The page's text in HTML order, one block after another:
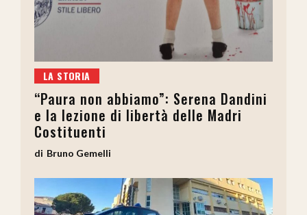
LA STORIA
“Paura non abbiamo”: Serena Dandini
e la lezione di libertà delle Madri
Costituenti
Bruno Gemelli